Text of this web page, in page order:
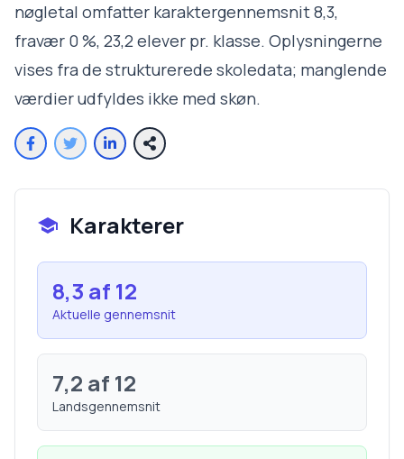
nøgletal omfatter karaktergennemsnit 8,3,
fravær 0 %, 23,2 elever pr. klasse. Oplysningerne
vises fra de strukturerede skoledata; manglende
værdier udfyldes ikke med skøn.
Karakterer
8,3 af 12
Aktuelle gennemsnit
7,2 af 12
Landsgennemsnit